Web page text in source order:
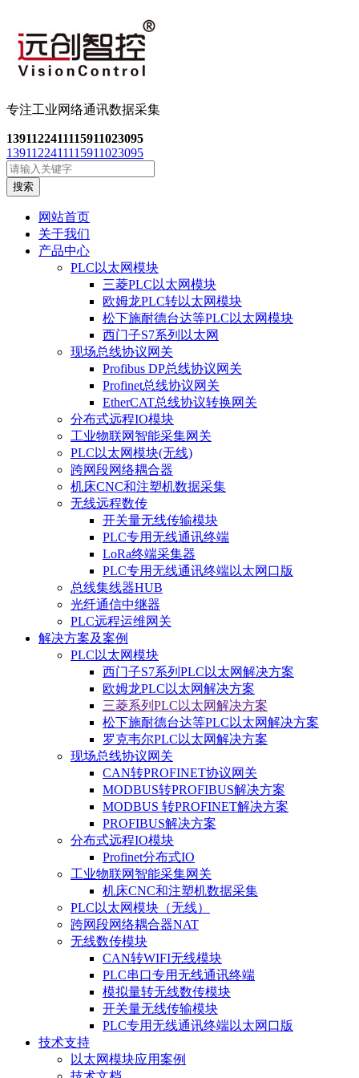
专注工业网络通讯数据采集
1391122411115911023095
1391122411115911023095
搜索
网站首页
关于我们
产品中心
PLC以太网模块
三菱PLC以太网模块
欧姆龙PLC转以太网模块
松下施耐德台达等PLC以太网模块
西门子S7系列以太网
现场总线协议网关
Profibus DP总线协议网关
Profinet总线协议网关
EtherCAT总线协议转换网关
分布式远程IO模块
工业物联网智能采集网关
PLC以太网模块(无线)
跨网段网络耦合器
机床CNC和注塑机数据采集
无线远程数传
开关量无线传输模块
PLC专用无线通讯终端
LoRa终端采集器
PLC专用无线通讯终端以太网口版
总线集线器HUB
光纤通信中继器
PLC远程运维网关
解决方案及案例
PLC以太网模块
西门子S7系列PLC以太网解决方案
欧姆龙PLC以太网解决方案
三菱系列PLC以太网解决方案
松下施耐德台达等PLC以太网解决方案
罗克韦尔PLC以太网解决方案
现场总线协议网关
CAN转PROFINET协议网关
MODBUS转PROFIBUS解决方案
MODBUS 转PROFINET解决方案
PROFIBUS解决方案
分布式远程IO模块
Profinet分布式IO
工业物联网智能采集网关
机床CNC和注塑机数据采集
PLC以太网模块（无线）
跨网段网络耦合器NAT
无线数传模块
CAN转WIFI无线模块
PLC串口专用无线通讯终端
模拟量转无线数传模块
开关量无线传输模块
PLC专用无线通讯终端以太网口版
技术支持
以太网模块应用案例